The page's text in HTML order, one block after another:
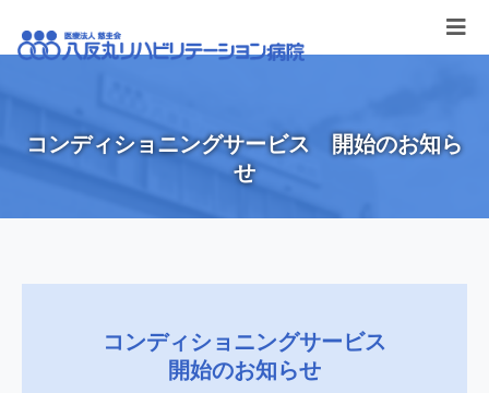
コンディショニングサービス 開始のお知ら
せ
コンディショニングサービス
開始のお知らせ